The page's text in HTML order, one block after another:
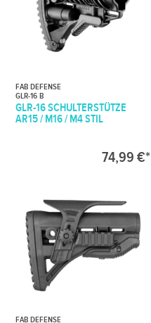
FAB DEFENSE
GLR-16 B
GLR-16 SCHULTERSTÜTZE
AR15 / M16 / M4 STIL
74,99 €*
FAB DEFENSE